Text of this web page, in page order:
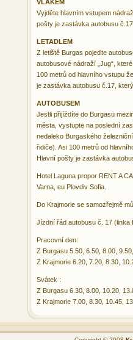
VLAKEM
Vyjděte hlavním vstupem
pošty je zastávka autobusu
LETADLEM
Z letiště Burgas pojeďte
autobusové nádraží „Jug“,
100 metrů od hlavního vstupu
je zastávka autobusu č.17,
AUTOBUSEM
Jestli přijíždíte do Burgasu
města, vystupte na poslední
nedaleko Burgaského
řidiče). Asi 100 metrů od
Hlavní pošty je zastávka
Hotel Laguna propor RENT A
Varna, eu Plovdiv Sofia.
Do Krajmorie se samozřejmě
Jízdní řád autobusu č. 17 (linka
Pracovní den:
Z Burgasu 5.50, 6.50, 8.00,
Z Krajmorie 6.20, 7.20, 8.30,
Svátek :
Z Burgasu 6.30, 8.00, 10.20,
Z Krajmorie 7.00, 8.30, 10.45,